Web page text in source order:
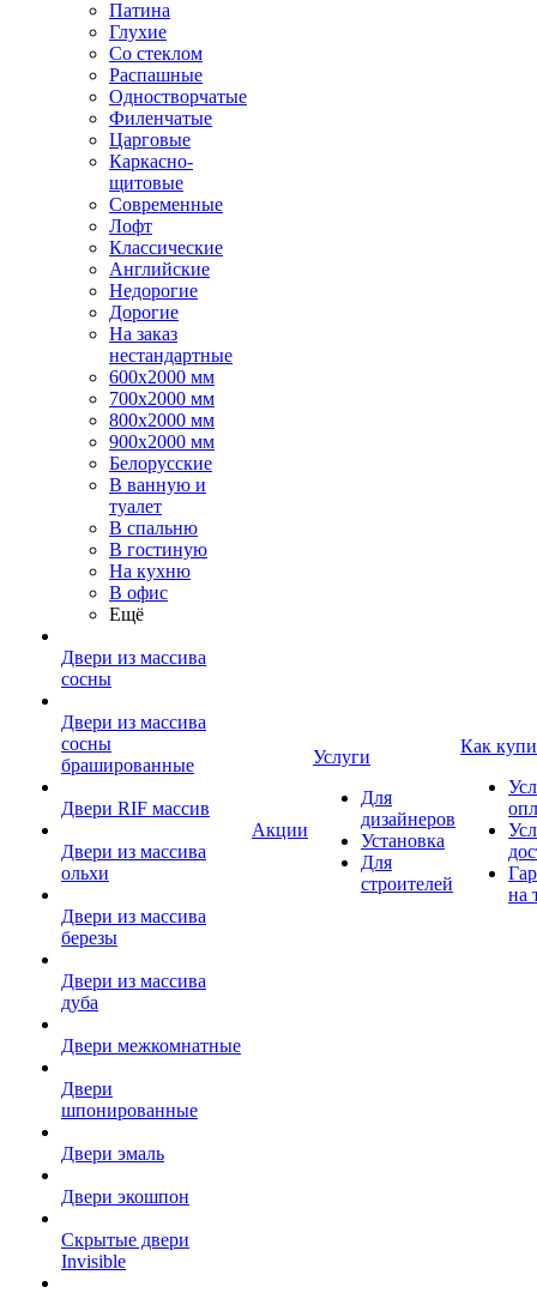
Патина
Глухие
Со стеклом
Распашные
Одностворчатые
Филенчатые
Царговые
Каркасно-
щитовые
Современные
Лофт
Классические
Английские
Недорогие
Дорогие
На заказ
нестандартные
600х2000 мм
700х2000 мм
800х2000 мм
900х2000 мм
Белорусские
В ванную и
туалет
В спальню
В гостиную
На кухню
В офис
Ещё
Двери из массива
сосны
Двери из массива
сосны
брашированные
Двери RIF массив
Двери из массива
ольхи
Двери из массива
березы
Двери из массива
дуба
Двери межкомнатные
Двери
шпонированные
Двери эмаль
Двери экошпон
Скрытые двери
Invisible
Акции
Услуги
Для
дизайнеров
Установка
Для
строителей
Как
на